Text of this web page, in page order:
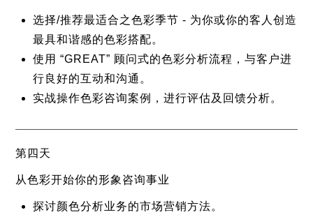
选择/推荐最适合之色彩季节 - 为你或你的客人创造
最具和谐感的色彩搭配。
使用 “GREAT” 顾问式的色彩分析流程，与客户进
行良好的互动和沟通。
实战操作色彩咨询案例，进行评估及回馈分析。
第四天
从色彩开始你的形象咨询事业
探讨颜色分析业务的市场营销方法。